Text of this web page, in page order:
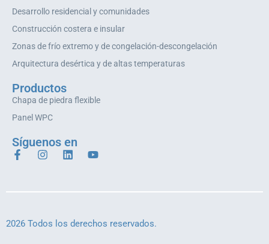
Desarrollo residencial y comunidades
Construcción costera e insular
Zonas de frío extremo y de congelación-descongelación
Arquitectura desértica y de altas temperaturas
Productos
Chapa de piedra flexible
Panel WPC
Síguenos en
2026 Todos los derechos reservados.